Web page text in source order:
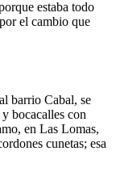
estaba todo
el cambio que
barrio Cabal, se
bocacalles con
en Las Lomas,
cunetas; esa